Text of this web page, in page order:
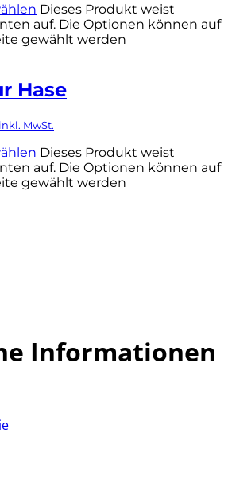
Dieses Produkt weist
auf. Die Optionen können auf
gewählt werden
Hase
inkl. MwSt.
Dieses Produkt weist
auf. Die Optionen können auf
gewählt werden
Informationen